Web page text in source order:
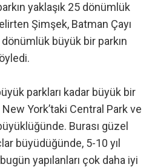
yaklaşık 25 dönümlük
Şimşek, Batman Çayı
büyük bir parkın
parkları kadar büyük bir
York’taki Central Park ve
Burası güzel
büyüdüğünde, 5-10 yıl
yapılanları çok daha iyi